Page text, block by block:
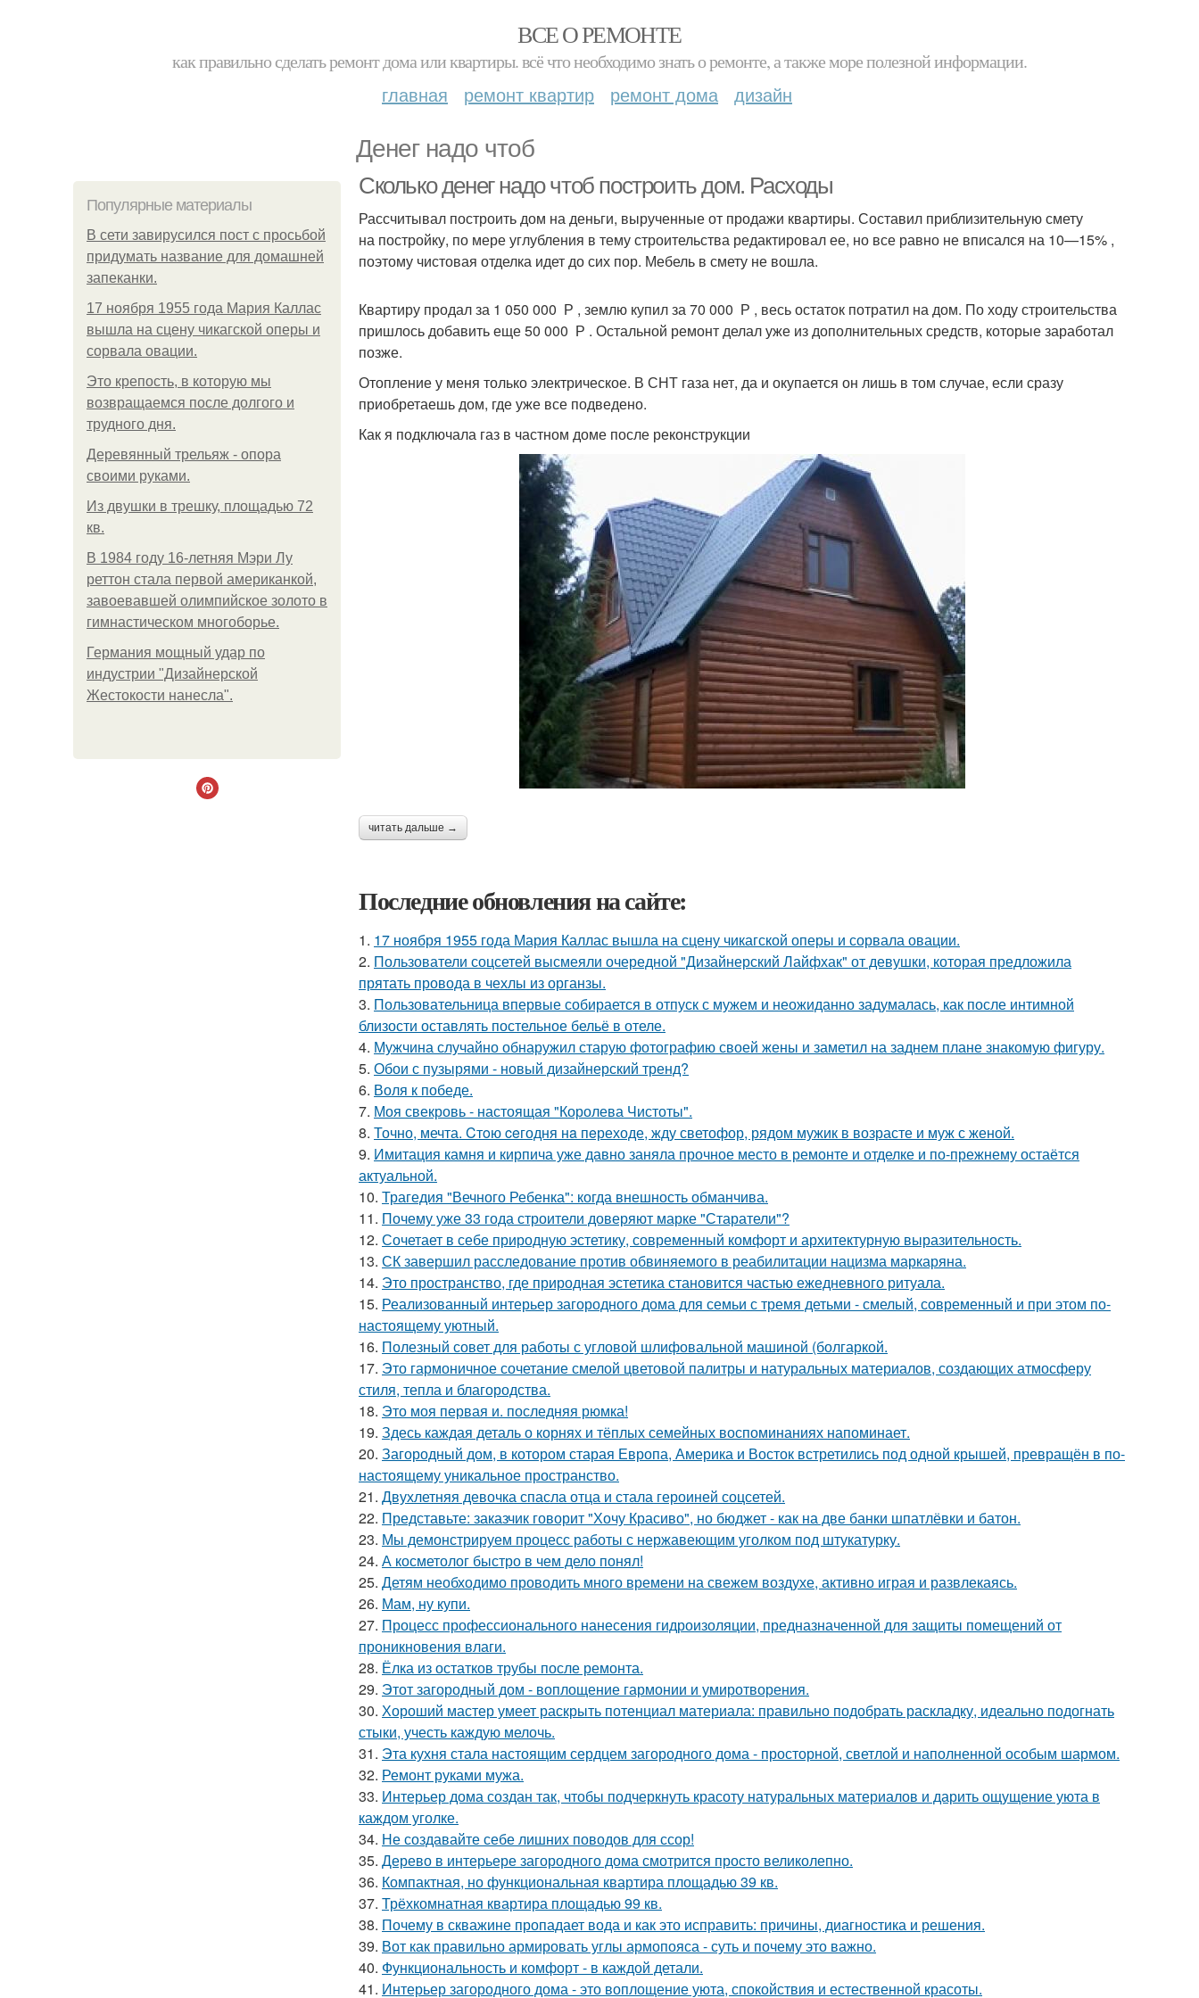
ВСЕ О РЕМОНТЕ
как правильно сделать ремонт дома или квартиры. всё что необходимо знать о ремонте, а также море полезной информации.
главная ремонт квартир ремонт дома дизайн
Денег надо чтоб
Популярные материалы
В сети завирусился пост с просьбой
придумать название для домашней
запеканки.
17 ноября 1955 года Мария Каллас
вышла на сцену чикагской оперы и
сорвала овации.
Это крепость, в которую мы
возвращаемся после долгого и
трудного дня.
Деревянный трельяж - опора
своими руками.
Из двушки в трешку, площадью 72
кв.
В 1984 году 16-летняя Мэри Лу
реттон стала первой американкой,
завоевавшей олимпийское золото в
гимнастическом многоборье.
Германия мощный удар по
индустрии "Дизайнерской
Жестокости нанесла".
Сколько денег надо чтоб построить дом. Расходы
Рассчитывал построить дом на деньги, вырученные от продажи квартиры. Составил приблизительную смету
на постройку, по мере углубления в тему строительства редактировал ее, но все равно не вписался на 10—15% ,
поэтому чистовая отделка идет до сих пор. Мебель в смету не вошла.
Квартиру продал за 1 050 000 Р , землю купил за 70 000 Р , весь остаток потратил на дом. По ходу строительства
пришлось добавить еще 50 000 Р . Остальной ремонт делал уже из дополнительных средств, которые заработал
позже.
Отопление у меня только электрическое. В СНТ газа нет, да и окупается он лишь в том случае, если сразу
приобретаешь дом, где уже все подведено.
Как я подключала газ в частном доме после реконструкции
читать дальше →
Последние обновления на сайте:
1. 17 ноября 1955 года Мария Каллас вышла на сцену чикагской оперы и сорвала овации.
2. Пользователи соцсетей высмеяли очередной "Дизайнерский Лайфхак" от девушки, которая предложила
прятать провода в чехлы из органзы.
3. Пользовательница впервые собирается в отпуск с мужем и неожиданно задумалась, как после интимной
близости оставлять постельное бельё в отеле.
4. Мужчина случайно обнаружил старую фотографию своей жены и заметил на заднем плане знакомую фигуру.
5. Обои с пузырями - новый дизайнерский тренд?
6. Воля к победе.
7. Моя свекровь - настоящая "Королева Чистоты".
8. Точно, мечта. Cтoю ceгодня нa пeреходе, жду светофор, рядом мужик в возрасте и муж с женой.
9. Имитация камня и кирпича уже давно заняла прочное место в ремонте и отделке и по-прежнему остаётся
актуальной.
10. Трагедия "Вечного Ребенка": когда внешность обманчива.
11. Почему уже 33 года строители доверяют марке "Старатели"?
12. Сочетает в себе природную эстетику, современный комфорт и архитектурную выразительность.
13. СК завершил расследование против обвиняемого в реабилитации нацизма маркаряна.
14. Это пространство, где природная эстетика становится частью ежедневного ритуала.
15. Реализованный интерьер загородного дома для семьи с тремя детьми - смелый, современный и при этом по-
настоящему уютный.
16. Полезный совет для работы с угловой шлифовальной машиной (болгаркой.
17. Это гармоничное сочетание смелой цветовой палитры и натуральных материалов, создающих атмосферу
стиля, тепла и благородства.
18. Это моя первая и. последняя рюмка!
19. Здесь каждая деталь о корнях и тёплых семейных воспоминаниях напоминает.
20. Загородный дом, в котором старая Европа, Америка и Восток встретились под одной крышей, превращён в по-
настоящему уникальное пространство.
21. Двухлетняя девочка спасла отца и стала героиней соцсетей.
22. Представьте: заказчик говорит "Хочу Красиво", но бюджет - как на две банки шпатлёвки и батон.
23. Мы демонстрируем процесс работы с нержавеющим уголком под штукатурку.
24. А косметолог быстро в чем дело понял!
25. Детям необходимо проводить много времени на свежем воздухе, активно играя и развлекаясь.
26. Мам, ну купи.
27. Процесс профессионального нанесения гидроизоляции, предназначенной для защиты помещений от
проникновения влаги.
28. Ёлка из остатков трубы после ремонта.
29. Этот загородный дом - воплощение гармонии и умиротворения.
30. Хороший мастер умеет раскрыть потенциал материала: правильно подобрать раскладку, идеально подогнать
стыки, учесть каждую мелочь.
31. Эта кухня стала настоящим сердцем загородного дома - просторной, светлой и наполненной особым шармом.
32. Ремонт руками мужа.
33. Интерьер дома создан так, чтобы подчеркнуть красоту натуральных материалов и дарить ощущение уюта в
каждом уголке.
34. Не создавайте себе лишних поводов для ссор!
35. Дерево в интерьере загородного дома смотрится просто великолепно.
36. Компактная, но функциональная квартира площадью 39 кв.
37. Трёхкомнатная квартира площадью 99 кв.
38. Почему в скважине пропадает вода и как это исправить: причины, диагностика и решения.
39. Вот как правильно армировать углы армопояса - суть и почему это важно.
40. Функциональность и комфорт - в каждой детали.
41. Интерьер загородного дома - это воплощение уюта, спокойствия и естественной красоты.